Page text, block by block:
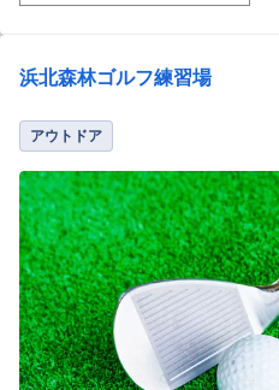
浜北森林ゴルフ練習場
アウトドア